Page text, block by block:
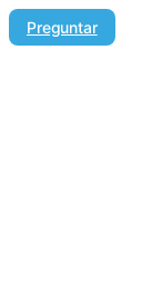
Preguntar